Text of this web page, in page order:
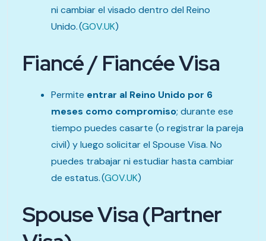
ni cambiar el visado dentro del Reino
Unido. (GOV.UK)
Fiancé / Fiancée Visa
Permite entrar al Reino Unido por 6
meses como compromiso; durante ese
tiempo puedes casarte (o registrar la pareja
civil) y luego solicitar el Spouse Visa. No
puedes trabajar ni estudiar hasta cambiar
de estatus. (GOV.UK)
Spouse Visa (Partner